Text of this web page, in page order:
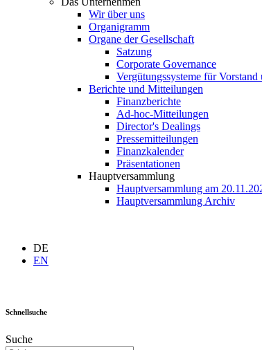
Wir über uns
Organigramm
Organe der Gesellschaft
Satzung
Corporate Governance
Vergütungssysteme für
Berichte und Mitteilungen
Finanzberichte
Ad-hoc-Mitteilungen
Director's Dealings
Pressemitteilungen
Finanzkalender
Präsentationen
Hauptversammlung
Hauptversammlung am
Hauptversammlung Archiv
DE
EN
Schnellsuche
Suche